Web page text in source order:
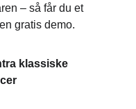
– så får du et
gratis demo.
klassiske